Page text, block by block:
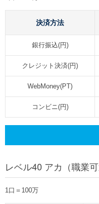
決済方法
銀行振込(円)
クレジット決済(円)
WebMoney(PT)
コンビニ(円)
レベル40 アカ（職業
1口＝100万